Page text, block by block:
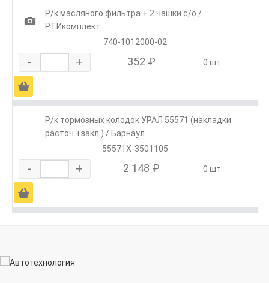
1
Р/к масляного фильтра + 2 чашки с/о /
РТИкомплект
740-1012000-02
- + 352 ₽ 0 шт.
Ä
Р/к тормозных колодок УРАЛ 55571 (накладки
расточ.+закл.) / Барнаул
55571Х-3501105
- + 2 148 ₽ 0 шт.
Ä